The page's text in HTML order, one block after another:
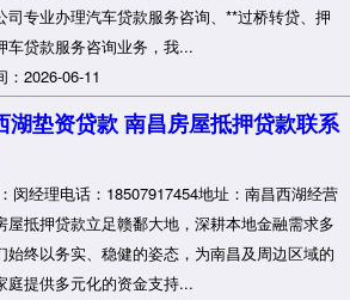
司专业办理汽车贷款服务咨询、**过桥转贷、押
车贷款服务咨询业务，我...
：2026-06-11
湖垫资贷款 南昌房屋抵押贷款联系
闵经理电话：18507917454地址：南昌西湖经营
屋抵押贷款立足赣鄱大地，深耕本地金融需求多
始终以务实、稳健的姿态，为南昌及周边区域的
庭提供多元化的资金支持...